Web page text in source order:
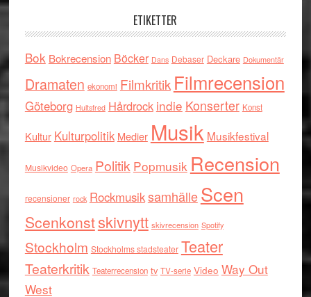
ETIKETTER
Bok Bokrecension Böcker Dans Debaser Deckare Dokumentär
Dramaten ekonomi Filmkritik Filmrecension
Göteborg Hultsfred Hårdrock indie Konserter Konst
Kultur Kulturpolitik Medier Musik Musikfestival
Musikvideo Opera Politik Popmusik Recension
recensioner rock RockmusiksamhälleScen
Scenkonstskivnytt skivrecension Spotify
Stockholm Stockholms stadsteater Teater
Teaterkritik Teaterrecension tv TV-serie Video Way Out
West